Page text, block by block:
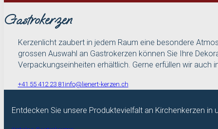
Gastrokerzen
Kerzenlicht zaubert in jedem Raum eine besondere
grossen Auswahl an Gastrokerzen können Sie Ihre
Verpackungseinheiten erhältlich. Gerne erfüllen wir auch
+41 55 412 23 81 info@lienert-kerzen.ch
Entdecken Sie unsere Produktevielfalt an Kirchenkerzen in